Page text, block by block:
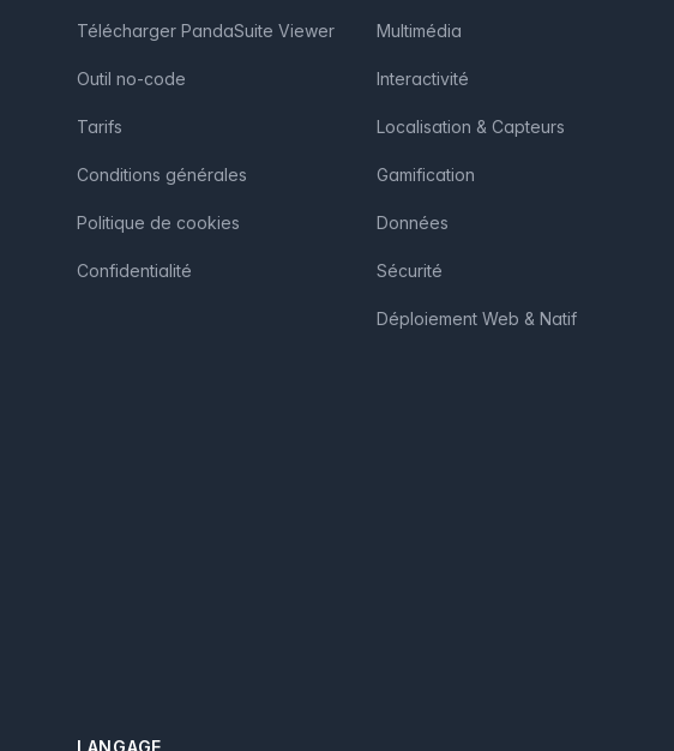
Télécharger PandaSuite Viewer
Outil no-code
Tarifs
Conditions générales
Politique de cookies
Confidentialité
Multimédia
Interactivité
Localisation & Capteurs
Gamification
Données
Sécurité
Déploiement Web & Natif
LANGAGE